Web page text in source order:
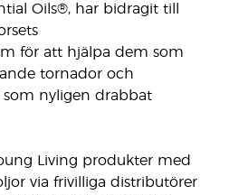
Oils®, har bidragit till
för att hjälpa dem som
tornador och
nyligen drabbat
Living produkter med
via frivilliga distributörer